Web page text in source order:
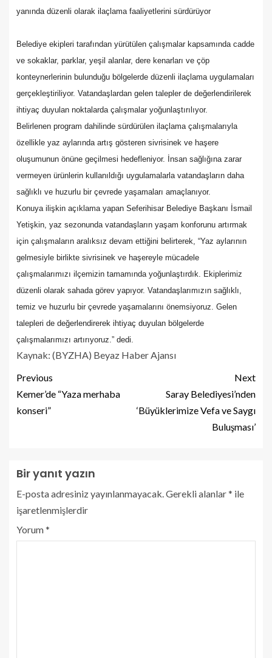
yanında düzenli olarak ilaçlama faaliyetlerini sürdürüyor
Belediye ekipleri tarafından yürütülen çalışmalar kapsamında cadde
ve sokaklar, parklar, yeşil alanlar, dere kenarları ve çöp
konteynerlerinin bulunduğu bölgelerde düzenli ilaçlama uygulamaları
gerçekleştiriliyor. Vatandaşlardan gelen talepler de değerlendirilerek
ihtiyaç duyulan noktalarda çalışmalar yoğunlaştırılıyor.
Belirlenen program dahilinde sürdürülen ilaçlama çalışmalarıyla
özellikle yaz aylarında artış gösteren sivrisinek ve haşere
oluşumunun önüne geçilmesi hedefleniyor. İnsan sağlığına zarar
vermeyen ürünlerin kullanıldığı uygulamalarla vatandaşların daha
sağlıklı ve huzurlu bir çevrede yaşamaları amaçlanıyor.
Konuya ilişkin açıklama yapan Seferihisar Belediye Başkanı İsmail
Yetişkin, yaz sezonunda vatandaşların yaşam konforunu artırmak
için çalışmaların aralıksız devam ettiğini belirterek, “Yaz aylarının
gelmesiyle birlikte sivrisinek ve haşereyle mücadele
çalışmalarımızı ilçemizin tamamında yoğunlaştırdık. Ekiplerimiz
düzenli olarak sahada görev yapıyor. Vatandaşlarımızın sağlıklı,
temiz ve huzurlu bir çevrede yaşamalarını önemsiyoruz. Gelen
talepleri de değerlendirerek ihtiyaç duyulan bölgelerde
çalışmalarımızı artırıyoruz.” dedi.
Kaynak: (BYZHA) Beyaz Haber Ajansı
Previous
Kemer’de “Yaza merhaba
konseri”
Next
Saray Belediyesi’nden
‘Büyüklerimize Vefa ve Saygı
Buluşması’
Bir yanıt yazın
E-posta adresiniz yayınlanmayacak. Gerekli alanlar* ile
işaretlenmişlerdir
Yorum*